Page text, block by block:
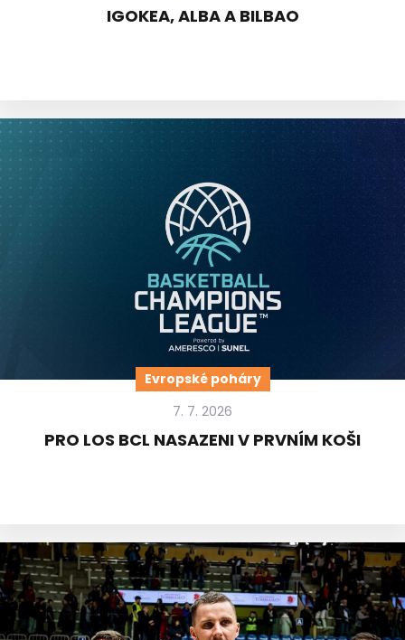
IGOKEA, ALBA A BILBAO
Evropské poháry
7. 7. 2026
PRO LOS BCL NASAZENI V PRVNÍM KOŠI